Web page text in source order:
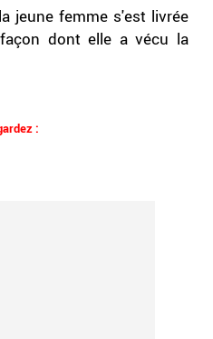
jeune femme s'est livrée
dont elle a vécu la
: